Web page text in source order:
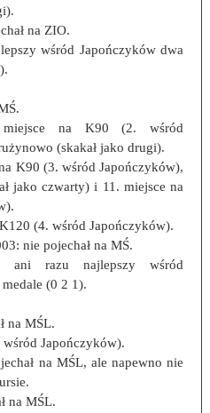
na ZIO.
wśród Japończyków dwa
na K90 (2. wśród
(skakał jako drugi).
K90 (3. wśród Japończyków),
jako czwarty) i 11. miejsce na
(4. wśród Japończyków).
nie pojechał na MŚ.
ani razu najlepszy wśród
(0 2 1).
na MŚL.
Japończyków).
na MŚL, ale napewno nie
na MŚL.